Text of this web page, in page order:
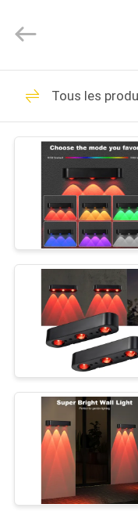
MAISON
DES
PRODUITS
PROPOS
DE
NOUS
VISITE
L'USINE
CONTRÔLE
QUALITÉ
Technology
Rights
route
Tous les